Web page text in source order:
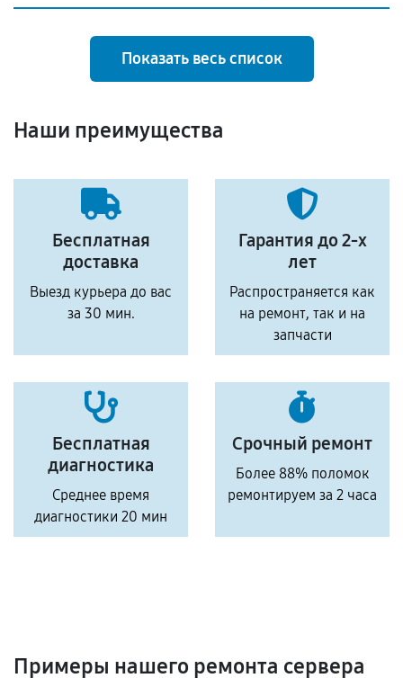
Показать весь список
Наши преимущества
Бесплатная
доставка
Выезд курьера до вас
за 30 мин.
Гарантия до 2-х
лет
Распространяется как
на ремонт, так и на
запчасти
Бесплатная
диагностика
Среднее время
диагностики 20 мин
Срочный ремонт
Более 88% поломок
ремонтируем за 2 часа
Примеры нашего ремонта сервера